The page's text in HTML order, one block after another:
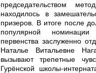
председательством
находилось в
призеров. В итоге после
популярной номинации
первенства заслуженно
Наталье Витальевне
вызывают трепетные
Гурёнской школы-